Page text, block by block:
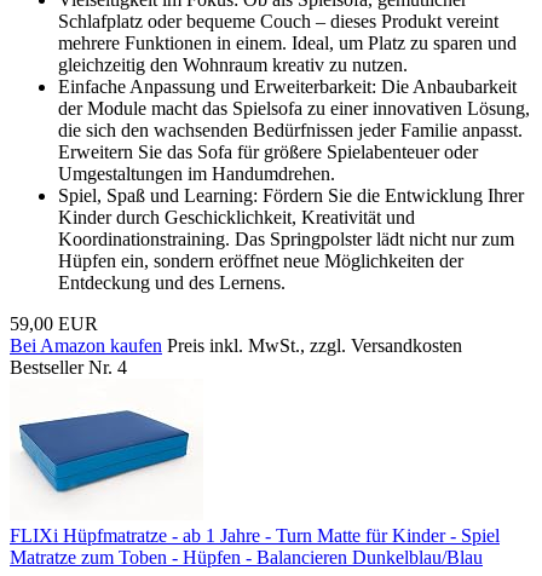
Schlafplatz oder bequeme Couch – dieses Produkt vereint
mehrere Funktionen in einem. Ideal, um Platz zu sparen und
gleichzeitig den Wohnraum kreativ zu nutzen.
Einfache Anpassung und Erweiterbarkeit: Die Anbaubarkeit
der Module macht das Spielsofa zu einer innovativen Lösung,
die sich den wachsenden Bedürfnissen jeder Familie anpasst.
Erweitern Sie das Sofa für größere Spielabenteuer oder
Umgestaltungen im Handumdrehen.
Spiel, Spaß und Learning: Fördern Sie die Entwicklung Ihrer
Kinder durch Geschicklichkeit, Kreativität und
Koordinationstraining. Das Springpolster lädt nicht nur zum
Hüpfen ein, sondern eröffnet neue Möglichkeiten der
Entdeckung und des Lernens.
59,00 EUR
Bei Amazon kaufen Preis inkl. MwSt., zzgl. Versandkosten
Bestseller Nr. 4
FLIXi Hüpfmatratze - ab 1 Jahre - Turn Matte für Kinder - Spiel
Matratze zum Toben - Hüpfen - Balancieren Dunkelblau/Blau